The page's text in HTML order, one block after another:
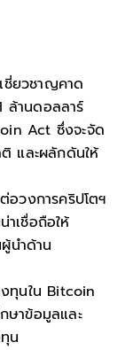
ชี่ยวชาญคาด
ล้านดอลลาร์
Act ซึ่งจะจัด
และผลักดันให้
วงการคริปโตฯ
เชื่อถือให้
นำด้าน
ทุนใน Bitcoin
ษาข้อมูลและ
น